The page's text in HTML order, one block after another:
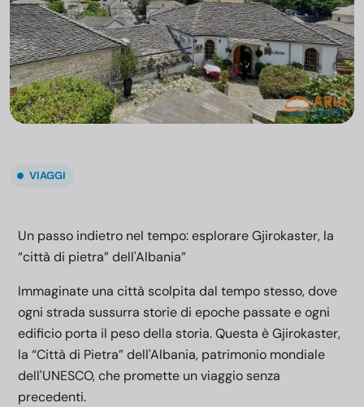
VIAGGI
Un passo indietro nel tempo: esplorare Gjirokaster, la
“città di pietra” dell'Albania”
Immaginate una città scolpita dal tempo stesso, dove
ogni strada sussurra storie di epoche passate e ogni
edificio porta il peso della storia. Questa è Gjirokaster,
la “Città di Pietra” dell'Albania, patrimonio mondiale
dell'UNESCO, che promette un viaggio senza
precedenti.